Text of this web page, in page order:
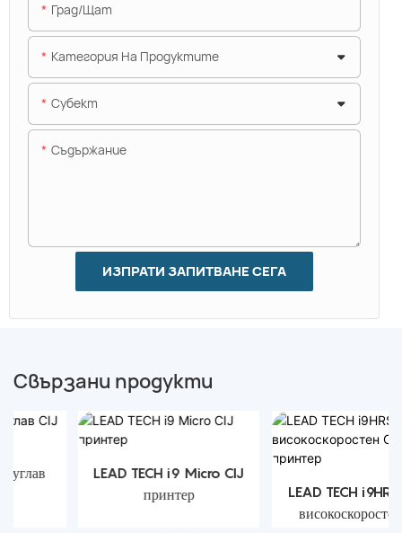
Град/щат
Категория На Продуктите
Субект
Съдържание
ИЗПРАТИ ЗАПИТВАНЕ СЕГА
Свързани продукти
LEAD TECH i9 Micro CIJ
LEAD TECH i9HRS ултра
високоскоростен CIJ